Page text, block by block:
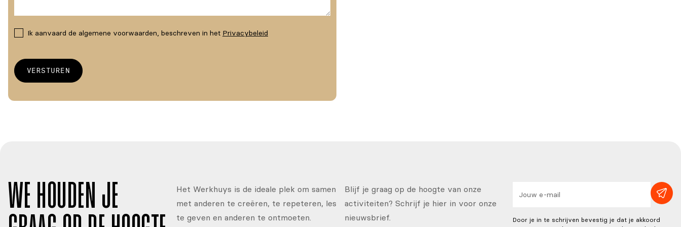
Ik aanvaard de algemene voorwaarden, beschreven in het Privacybeleid
WE HOUDEN JE
Het Werkhuys is de ideale plek om samen
met anderen te creëren, te repeteren, les
te geven en anderen te ontmoeten.
Blijf je graag op de hoogte van onze
activiteiten? Schrijf je hier in voor onze
nieuwsbrief.
Door je in te schrijven bevestig je dat je akkoord